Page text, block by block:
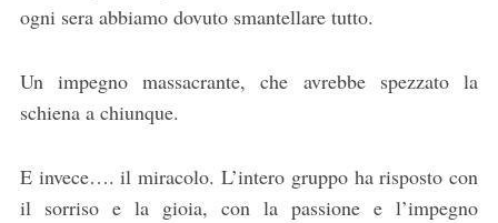
ogni sera abbiamo dovuto smantellare tutto.
Un impegno massacrante, che avrebbe spezzato la
schiena a chiunque.
E invece…. il miracolo. L’intero gruppo ha risposto con
il sorriso e la gioia, con la passione e l’impegno